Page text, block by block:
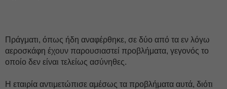
Πράγματι, όπως ήδη αναφέρθηκε, σε δύο από τα εν λόγω
αεροσκάφη έχουν παρουσιαστεί προβλήματα, γεγονός το
οποίο δεν είναι τελείως ασύνηθες.
Η εταιρία αντιμετώπισε αμέσως τα προβλήματα αυτά, διότι